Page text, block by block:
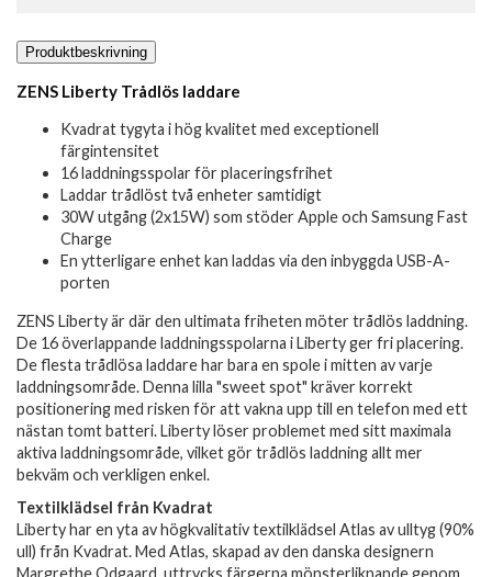
Produktbeskrivning
ZENS Liberty Trådlös laddare
Kvadrat tygyta i hög kvalitet med exceptionell
färgintensitet
16 laddningsspolar för placeringsfrihet
Laddar trådlöst två enheter samtidigt
30W utgång (2x15W) som stöder Apple och Samsung Fast
Charge
En ytterligare enhet kan laddas via den inbyggda USB-A-
porten
ZENS Liberty är där den ultimata friheten möter trådlös laddning.
De 16 överlappande laddningsspolarna i Liberty ger fri placering.
De flesta trådlösa laddare har bara en spole i mitten av varje
laddningsområde. Denna lilla "sweet spot" kräver korrekt
positionering med risken för att vakna upp till en telefon med ett
nästan tomt batteri. Liberty löser problemet med sitt maximala
aktiva laddningsområde, vilket gör trådlös laddning allt mer
bekväm och verkligen enkel.
Textilklädsel från Kvadrat
Liberty har en yta av högkvalitativ textilklädsel Atlas av ulltyg (90%
ull) från Kvadrat. Med Atlas, skapad av den danska designern
Margrethe Odgaard, uttrycks färgerna mönsterliknande genom